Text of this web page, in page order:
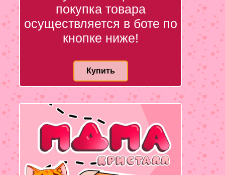
покупка товара
осуществляется в боте по
кнопке ниже!
Купить